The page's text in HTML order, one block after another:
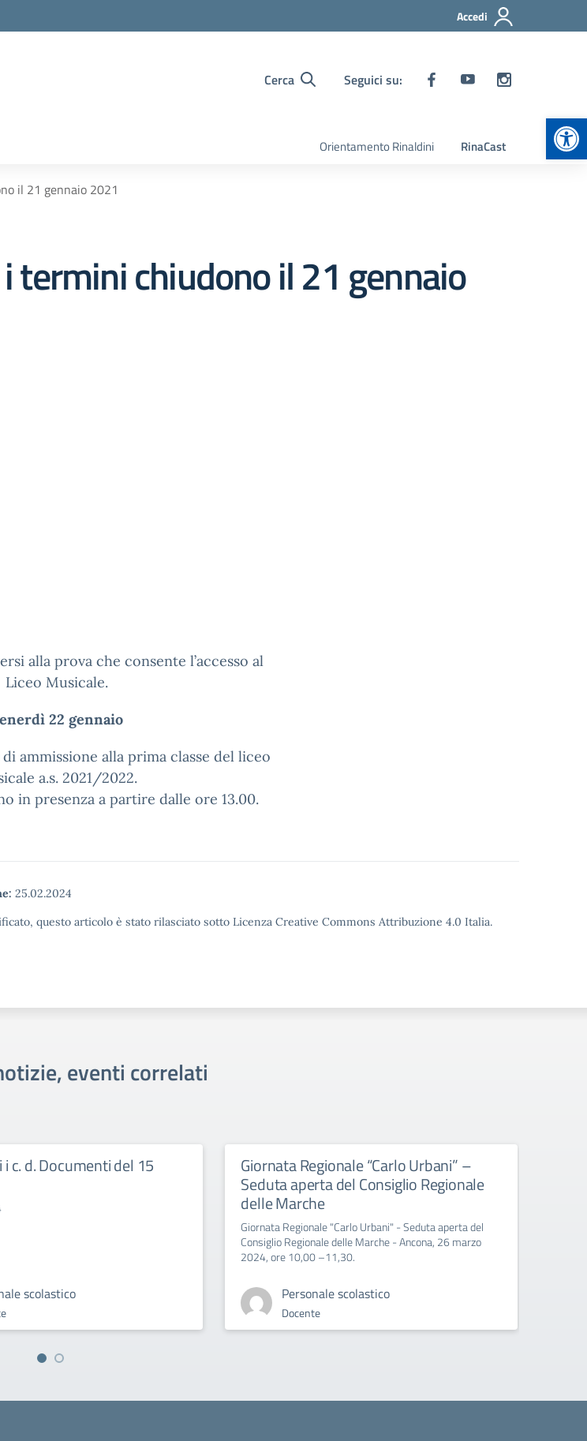
Accedi
Cerca Seguici su:
Orientamento Rinaldini RinaCast
il 21 gennaio 2021
termini chiudono il 21 gennaio
alla prova che consente l’accesso al
Liceo Musicale.
22 gennaio
ammissione alla prima classe del liceo
a.s. 2021/2022.
in presenza a partire dalle ore 13.00.
25.02.2024
questo articolo è stato rilasciato sotto Licenza Creative Commons Attribuzione 4.0 Italia.
eventi correlati
c. d. Documenti del 15
scolastico
Giornata Regionale “Carlo Urbani” –
Seduta aperta del Consiglio Regionale
delle Marche
Giornata Regionale "Carlo Urbani" - Seduta aperta del
Consiglio Regionale delle Marche - Ancona, 26 marzo
2024, ore 10,00 –11,30.
Personale scolastico
Docente